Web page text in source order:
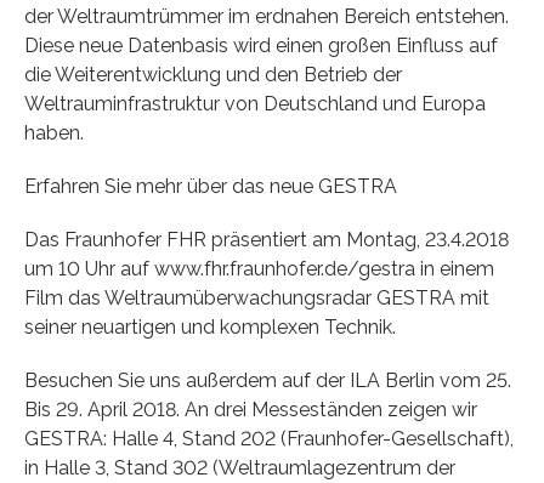
der Weltraumtrümmer im erdnahen Bereich entstehen.
Diese neue Datenbasis wird einen großen Einfluss auf
die Weiterentwicklung und den Betrieb der
Weltrauminfrastruktur von Deutschland und Europa
haben.
Erfahren Sie mehr über das neue GESTRA
Das Fraunhofer FHR präsentiert am Montag, 23.4.2018
um 10 Uhr auf www.fhr.fraunhofer.de/gestra in einem
Film das Weltraumüberwachungsradar GESTRA mit
seiner neuartigen und komplexen Technik.
Besuchen Sie uns außerdem auf der ILA Berlin vom 25.
Bis 29. April 2018. An drei Messeständen zeigen wir
GESTRA: Halle 4, Stand 202 (Fraunhofer-Gesellschaft),
in Halle 3, Stand 302 (Weltraumlagezentrum der